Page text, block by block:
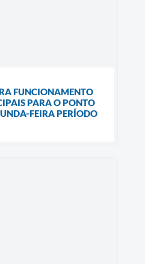
FUNCIONAMENTO
PARA O PONTO
FEIRA PERÍODO